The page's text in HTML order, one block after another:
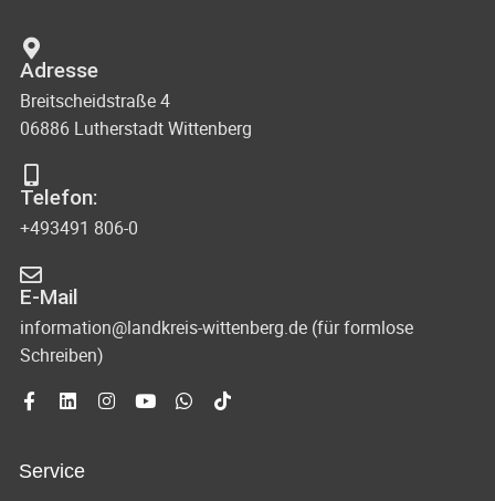
Adresse
Breitscheidstraße 4
06886 Lutherstadt Wittenberg
Telefon:
+493491 806-0
E-Mail
information@landkreis-wittenberg.de (für formlose
Schreiben)
Service